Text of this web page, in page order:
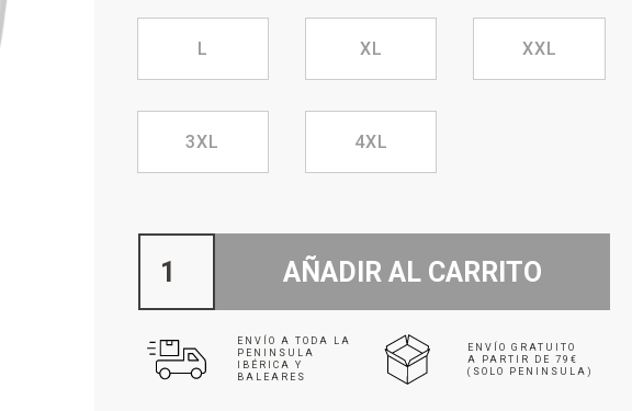
L XL XXL
3XL 4XL
AÑADIR AL CARRITO
ENVÍO A TODA LA
PENINSULA
IBÉRICA Y
BALEARES
ENVÍO GRATUITO
A PARTIR DE 79€
(SOLO PENINSULA)